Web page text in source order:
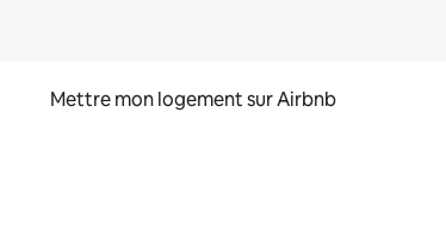
Mettre mon logement sur Airbnb